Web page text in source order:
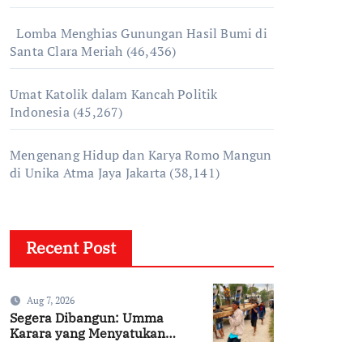
Lomba Menghias Gunungan Hasil Bumi di
Santa Clara Meriah (46,436)
Umat Katolik dalam Kancah Politik
Indonesia (45,267)
Mengenang Hidup dan Karya Romo Mangun
di Unika Atma Jaya Jakarta (38,141)
Recent Post
Aug 7, 2026
Segera Dibangun: Umma
Karara yang Menyatukan